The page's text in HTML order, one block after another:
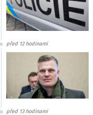
před 12 hodinami
před 13 hodinami